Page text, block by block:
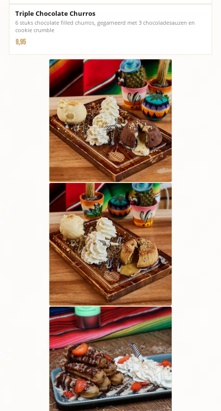
Triple Chocolate Churros
6 stuks chocolate filled churros, gegarneerd met 3 chocoladesauzen en
cookie crumble
9,95